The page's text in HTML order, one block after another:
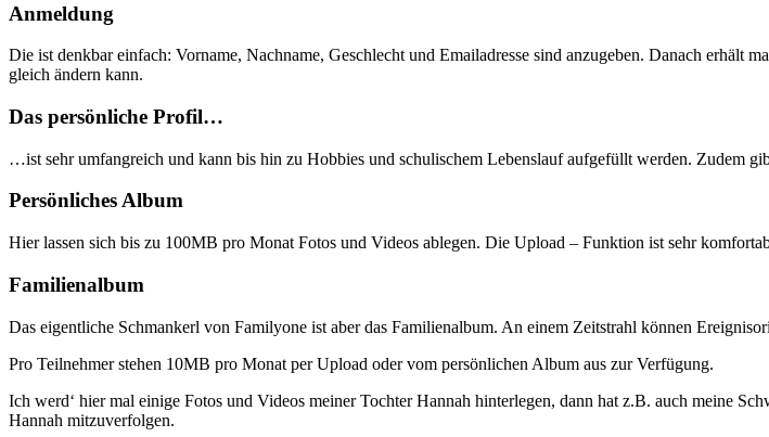
Anmeldung
Die ist denkbar einfach: Vorname, Nachname, Geschlecht und Emailadresse sind anzugeben. Danach erhält
gleich ändern kann.
Das persönliche Profil…
…ist sehr umfangreich und kann bis hin zu Hobbies und schulischem Lebenslauf aufgefüllt werden. Zudem
Persönliches Album
Hier lassen sich bis zu 100MB pro Monat Fotos und Videos ablegen. Die Upload – Funktion ist sehr
Familienalbum
Das eigentliche Schmankerl von Familyone ist aber das Familienalbum. An einem Zeitstrahl können
Pro Teilnehmer stehen 10MB pro Monat per Upload oder vom persönlichen Album aus zur Verfügung.
Ich werd‘ hier mal einige Fotos und Videos meiner Tochter Hannah hinterlegen, dann hat z.B. auch meine
Hannah mitzuverfolgen.